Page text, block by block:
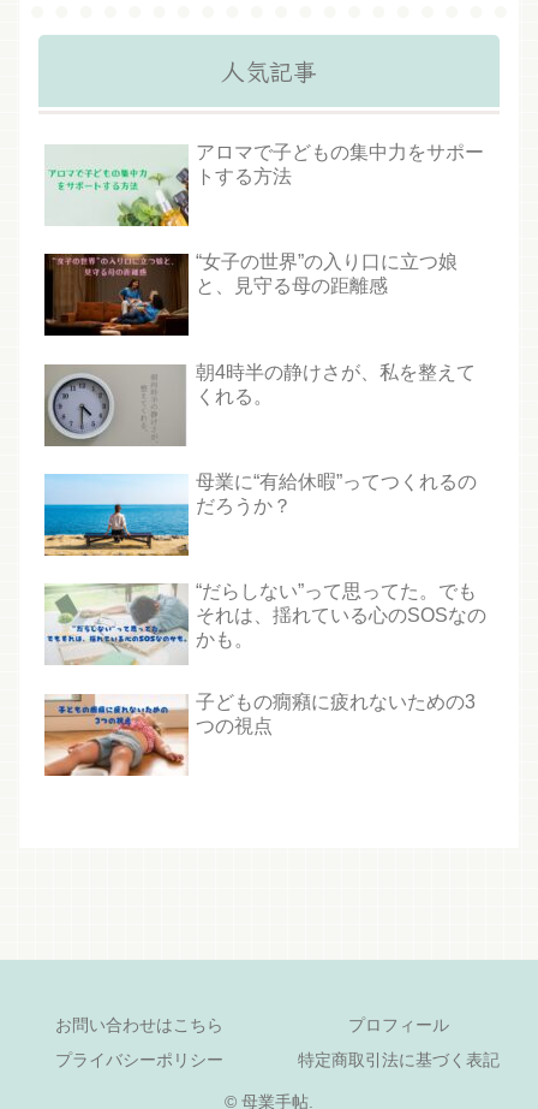
人気記事
アロマで子どもの集中力をサポー
トする方法
“女子の世界”の入り口に立つ娘
と、見守る母の距離感
朝4時半の静けさが、私を整えて
くれる。
母業に“有給休暇”ってつくれるの
だろうか？
“だらしない”って思ってた。でも
それは、揺れている心のSOSなの
かも。
子どもの癇癪に疲れないための3
つの視点
お問い合わせはこちら
プロフィール
プライバシーポリシー
特定商取引法に基づく表記
© 母業手帖.